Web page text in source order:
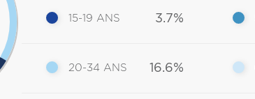
15-19 ANS 3.7%
20-34 ANS 16.6%